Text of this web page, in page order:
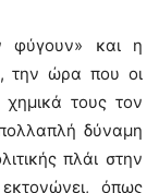
φύγουν» και η
την ώρα που οι
τους τον
δύναμη
πλάι στην
όπως